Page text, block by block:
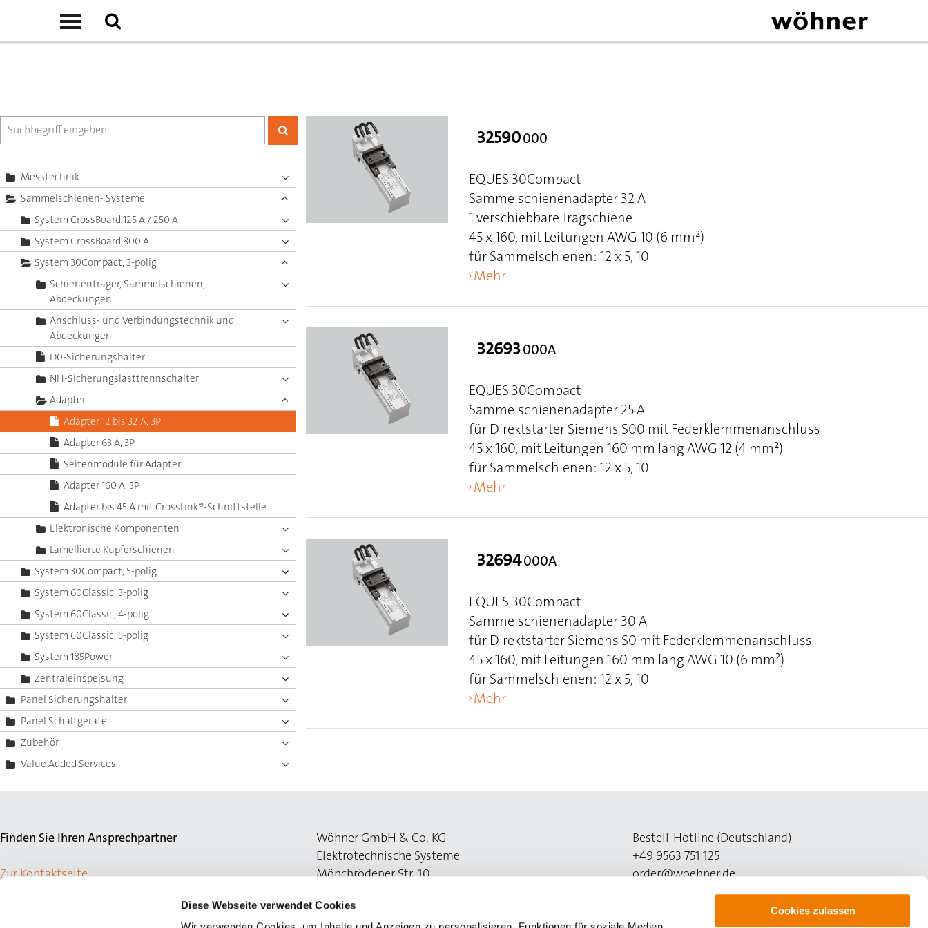
Diese Webseite verwendet Cookies
Cookies zulassen
Messtechnik
Sammelschienen- Systeme
System CrossBoard 125 A / 250 A
System CrossBoard 800 A
System 30Compact, 3-polig
Schienenträger, Sammelschienen,
Abdeckungen
Anschluss- und Verbindungstechnik und
Abdeckungen
D0-Sicherungshalter
NH-Sicherungslasttrennschalter
Adapter
Adapter 12 bis 32 A, 3P
Adapter 63 A, 3P
Seitenmodule für Adapter
Adapter 160 A, 3P
Adapter bis 45 A mit CrossLink®-Schnittstelle
Elektronische Komponenten
Lamellierte Kupferschienen
System 30Compact, 5-polig
System 60Classic, 3-polig
System 60Classic, 4-polig
System 60Classic, 5-polig
System 185Power
Zentraleinspeisung
Panel Sicherungshalter
Panel Schaltgeräte
Zubehör
Value Added Services
32590000
EQUES 30Compact
Sammelschienenadapter 32 A
1 verschiebbare Tragschiene
45 x 160, mit Leitungen AWG 10 (6 mm²)
für Sammelschienen: 12 x 5, 10
Mehr
32693000A
EQUES 30Compact
Sammelschienenadapter 25 A
für Direktstarter Siemens S00 mit Federklemmenanschluss
45 x 160, mit Leitungen 160 mm lang AWG 12 (4 mm²)
für Sammelschienen: 12 x 5, 10
Mehr
32694000A
EQUES 30Compact
Sammelschienenadapter 30 A
für Direktstarter Siemens S0 mit Federklemmenanschluss
45 x 160, mit Leitungen 160 mm lang AWG 10 (6 mm²)
für Sammelschienen: 12 x 5, 10
Mehr
Finden Sie Ihren Ansprechpartner
Zur Kontaktseite
Wöhner GmbH & Co. KG
Elektrotechnische Systeme
Mönchrödener Str. 10
Bestell-Hotline (Deutschland)
+49 9563 751 125
order@woehner.de
Technik-Hotline (Deutschland)